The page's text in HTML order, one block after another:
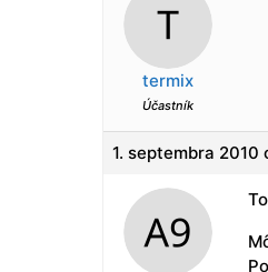
termix
Účastník
1. septembra 2010